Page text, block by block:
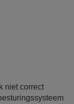
niet correct